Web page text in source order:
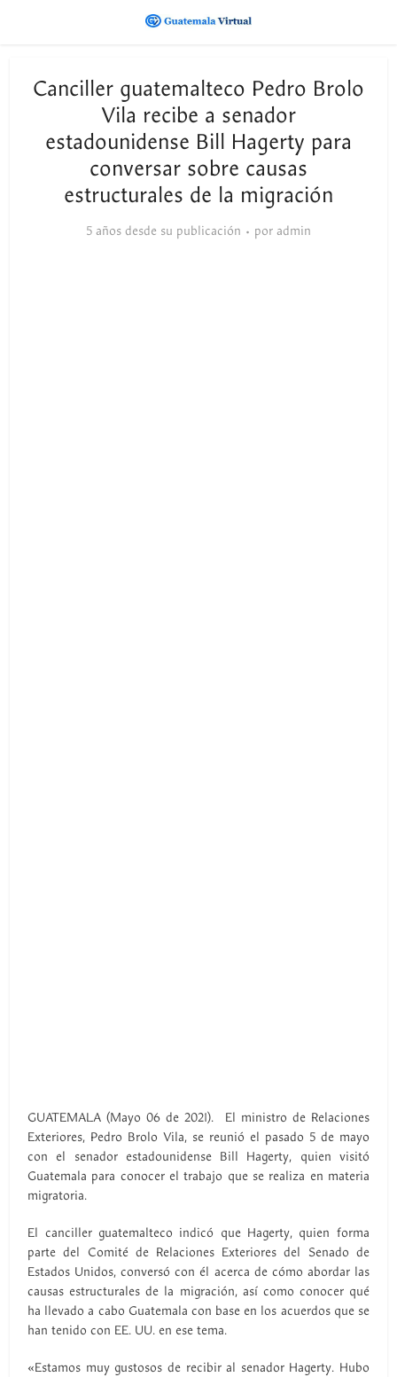
Canciller guatemalteco Pedro Brolo
Vila recibe a senador
estadounidense Bill Hagerty para
conversar sobre causas
estructurales de la migración
5 años desde su publicación por admin
GUATEMALA (Mayo 06 de 2021). El ministro de Relaciones
Exteriores, Pedro Brolo Vila, se reunió el pasado 5 de mayo
con el senador estadounidense Bill Hagerty, quien visitó
Guatemala para conocer el trabajo que se realiza en materia
migratoria.
El canciller guatemalteco indicó que Hagerty, quien forma
parte del Comité de Relaciones Exteriores del Senado de
Estados Unidos, conversó con él acerca de cómo abordar las
causas estructurales de la migración, así como conocer qué
ha llevado a cabo Guatemala con base en los acuerdos que se
han tenido con EE. UU. en ese tema.
«Estamos muy gustosos de recibir al senador Hagerty. Hubo